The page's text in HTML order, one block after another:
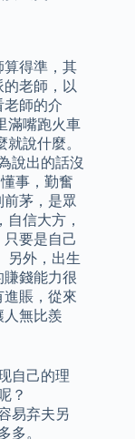
算得準，其
老師，以
老師的介
滿嘴跑火車
說什麼。
說出的話沒
事，勤奮
茅，是眾
自信大方，
要是自己
另外，出生
錢能力很
賬，從來
人無比羨
自己的理
？
易弃夫另
多。